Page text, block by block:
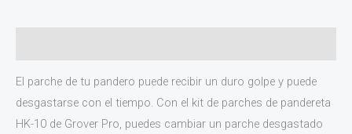
El parche de tu pandero puede recibir un duro golpe y puede
desgastarse con el tiempo. Con el kit de parches de pandereta
HK-10 de Grover Pro, puedes cambiar un parche desgastado